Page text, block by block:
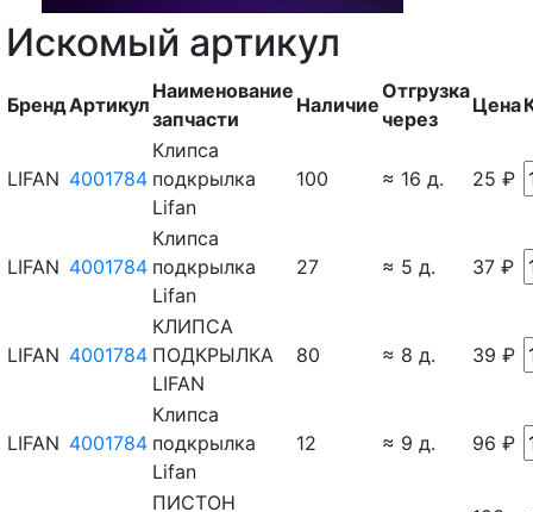
Искомый артикул
БрендАртикул
Наименование
запчасти
Наличие
Отгрузка
через
Цена
LIFAN 4001784
Клипса
подкрылка
Lifan
100 ≈ 16 д. 25 ₽
LIFAN 4001784
Клипса
подкрылка
Lifan
27 ≈ 5 д. 37 ₽
LIFAN 4001784
КЛИПСА
ПОДКРЫЛКА
LIFAN
80 ≈ 8 д. 39 ₽
LIFAN 4001784
Клипса
подкрылка
Lifan
12 ≈ 9 д. 96 ₽
ПИСТОН